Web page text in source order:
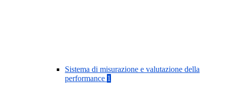
Sistema di misurazione e valutazione della
performance 1